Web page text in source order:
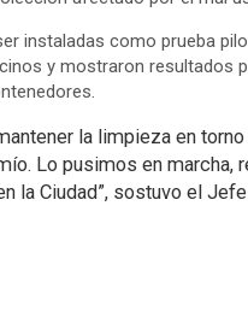
instaladas como prueba
y mostraron resultados
la limpieza en
Lo pusimos en marcha,
la Ciudad”, sostuvo el